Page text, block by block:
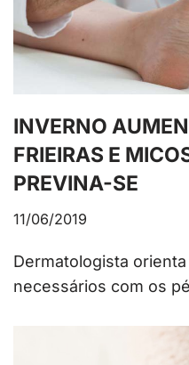
INVERNO
FRIEIRAS E
PREVINA-SE
11/06/2019
Dermatologista
necessários com os